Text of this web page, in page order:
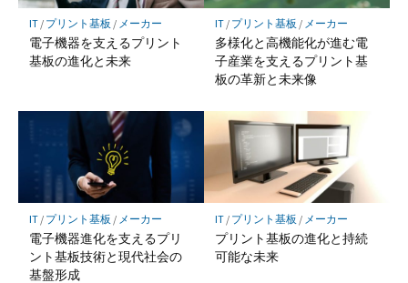
IT/ プリント基板 / メーカー
電子機器を支えるプリント
基板の進化と未来
IT/ プリント基板 / メーカー
多様化と高機能化が進む電
子産業を支えるプリント基
板の革新と未来像
IT/ プリント基板 / メーカー
電子機器進化を支えるプリ
ント基板技術と現代社会の
基盤形成
IT/ プリント基板 / メーカー
プリント基板の進化と持続
可能な未来